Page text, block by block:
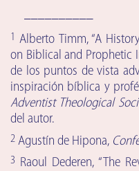
1
Alberto Timm, “A
on Biblical and Prophetic
de los puntos de vista
inspiración bíblica y
Adventist Theological
del autor.
2 Agustín de Hipona,
3 Raoul Dederen, “The